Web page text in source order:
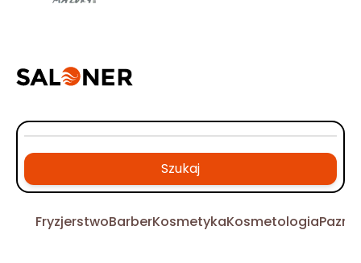
Szukaj
FryzjerstwoBarberKosmetykaKosmetologia